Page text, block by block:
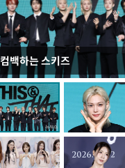
컴백하는 스키즈
지석천 뒤덮은 개구리밥